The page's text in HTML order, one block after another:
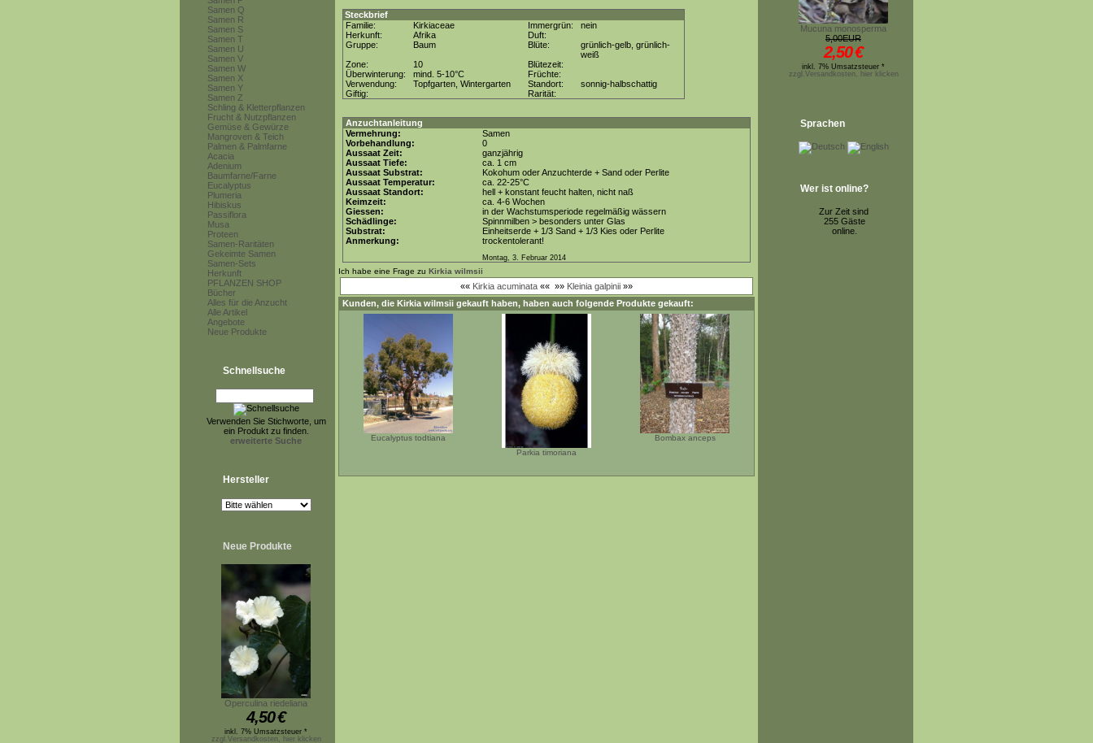
Samen Q
Samen R
Samen S
Samen T
Samen U
Samen V
Samen W
Samen X
Samen Y
Samen Z
Schling & Kletterpflanzen
Frucht & Nutzpflanzen
Gemüse & Gewürze
Mangroven & Teich
Palmen & Palmfarne
Acacia
Adenium
Baumfarne/Farne
Eucalyptus
Plumeria
Hibiskus
Passiflora
Musa
Proteen
Samen-Raritäten
Gekeimte Samen
Samen-Sets
Herkunft
PFLANZEN SHOP
Bücher
Alles für die Anzucht
Alle Artikel
Angebote
Neue Produkte
Schnellsuche
Verwenden Sie Stichworte, um
ein Produkt zu finden.
erweiterte Suche
Hersteller
Neue Produkte
Operculina riedeliana
4,50€
inkl. 7% Umsatzsteuer *
zzgl.Versandkosten, hier klicken
Steckbrief
Familie:
Kirkiaceae Immergrün:
nein
Herkunft:
Afrika
Duft:
Gruppe:
Baum Blüte:
grünlich-gelb, grünlich-
weiß
Zone:
10
Blütezeit:
Überwinterung:
mind. 5-10°C
Früchte:
Verwendung:
Topfgarten, Wintergarten Standort:
sonnig-halbschattig
Giftig:
Rarität:
Anzuchtanleitung
Vermehrung:
Samen
Vorbehandlung:
0
Aussaat Zeit:
ganzjährig
Aussaat Tiefe:
ca. 1 cm
Aussaat Substrat:
Kokohum oder Anzuchterde + Sand oder Perlite
Aussaat Temperatur:
ca. 22-25°C
Aussaat Standort:
hell + konstant feucht halten, nicht naß
Keimzeit:
ca. 4-6 Wochen
Giessen:
in der Wachstumsperiode regelmäßig wässern
Schädlinge:
Spinnmilben > besonders unter Glas
Substrat:
Einheitserde + 1/3 Sand + 1/3 Kies oder Perlite
Anmerkung:
trockentolerant!
Montag, 3. Februar 2014
Ich habe eine Frage zu Kirkia wilmsii
«« Kirkia acuminata «« »» Kleinia galpinii »»
Kunden, die Kirkia wilmsii gekauft haben, haben auch folgende Produkte gekauft:
Eucalyptus todtiana
Parkia timoriana
Bombax anceps
Mucuna monosperma
5,00EUR
2,50€
inkl. 7% Umsatzsteuer *
zzgl.Versandkosten, hier klicken
Sprachen
Wer ist online?
Zur Zeit sind
255 Gäste
online.